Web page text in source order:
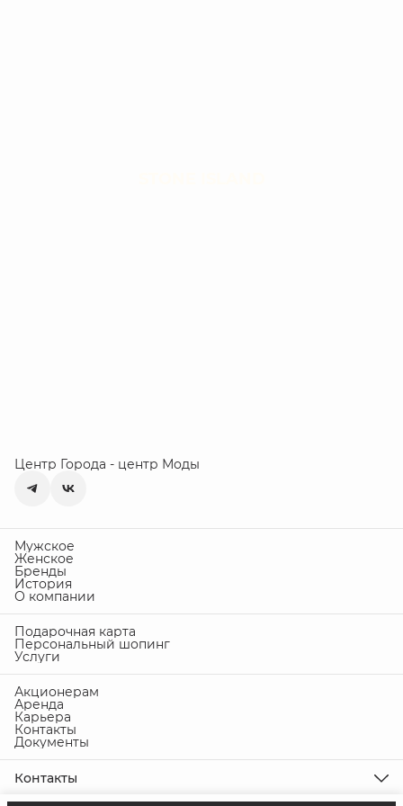
Центр Города - центр Моды
Мужское
Женское
Бренды
История
О компании
Подарочная карта
Персональный шопинг
Услуги
Акционерам
Аренда
Карьера
Контакты
Документы
Контакты
Адрес